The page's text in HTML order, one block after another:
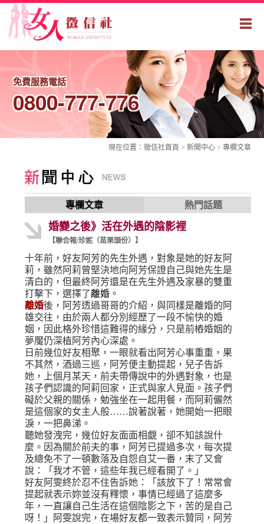
免費服務電話
0800-777-776
現在位置： 徵信社首頁 > 新聞中心 > 專欄文章
專欄文章 熱門話題
婚變之後》活在外遇的陰影裡
【聯合報/珍妮（苗栗頭份）】
十年前，好友阿芳的先生外遇，對象是她的好友阿
莉，雖然阿莉曾堅決地向阿芳保證自己與她先生是
清白的，但最終阿芳還是在先生外遇及家暴的雙重
打擊下，選擇了離婚 。
離婚後，阿芳透過哥哥的介紹，與同樣是離婚的阿
雄交往，由於兩人都分別經歷了一段不愉快的婚
姻，因此格外珍惜這難得的緣分，只是前樁婚姻的
夢魘仍深植阿芳內心深處。
日前幾位好友相聚，一眼就看出阿芳心事重重，果
不其然，酒過三巡，阿芳便主動提起，兒子告訴
她，上個月某天，前夫帶傳說中的外遇對象，也是
孩子們認識的阿莉回家，正式與家人見面。孩子們
礙於父親的關係，勉強坐在一起用餐，而阿莉儼然
是這個家的女主人般……說著說著，她開始一把眼
淚，一把鼻涕。
聽她發洩完，幾位好友面面相覷，卻不知該說什
麼。因為關於前夫的事，阿芳已提過多次，每次提
及總免不了一頓數落及自怨自艾一番，末了又會
說：「我才不管，這些年我已經看開了。」
好友阿雯終於忍不住告訴她：「該放下了！常常會
提起就表示妳並沒有釋懷，事情已經過了這麼多
年，一直讓自己生活在這個陰影之下，苦的是自己
呀！」阿雯說完，在場好友都一致表示贊同，阿芳